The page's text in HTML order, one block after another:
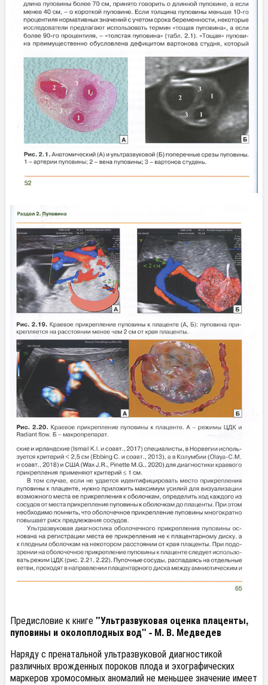
Предисловие к книге"Ультразвуковая оценка плаценты,
пуповины и околоплодных вод" - М. В. Медведев
Наряду с пренатальной ультразвуковой диагностикой
различныхврожденныхпороков плода и эхографических
маркеров хромосомных аномалий не меньшее значение имеет